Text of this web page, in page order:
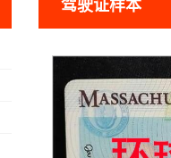
驾驶证样本